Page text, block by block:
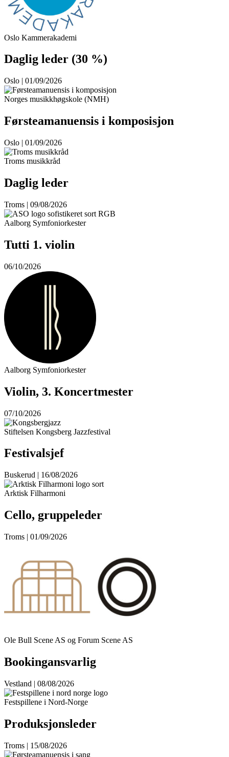
Oslo Kammerakademi
Daglig leder (30 %)
Oslo | 01/09/2026
Norges musikkhøgskole (NMH)
Førsteamanuensis i komposisjon
Oslo | 01/09/2026
Troms musikkråd
Daglig leder
Troms | 09/08/2026
Aalborg Symfoniorkester
Tutti 1. violin
06/10/2026
Aalborg Symfoniorkester
Violin, 3. Koncertmester
07/10/2026
Stiftelsen Kongsberg Jazzfestival
Festivalsjef
Buskerud | 16/08/2026
Arktisk Filharmoni
Cello, gruppeleder
Troms | 01/09/2026
Ole Bull Scene AS og Forum Scene AS
Bookingansvarlig
Vestland | 08/08/2026
Festspillene i Nord-Norge
Produksjonsleder
Troms | 15/08/2026